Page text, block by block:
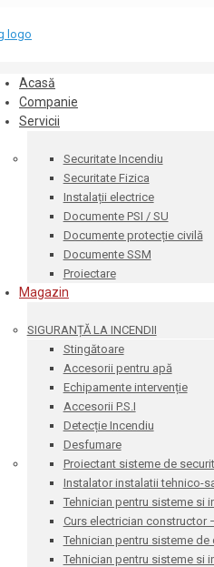
Acasă
Companie
Servicii
Securitate Incendiu
Securitate Fizica
Instalații electrice
Documente PSI / SU
Documente protecție civilă
Documente SSM
Proiectare
Magazin
SIGURANȚĂ LA INCENDII
Stingătoare
Accesorii pentru apă
Echipamente intervenție
Accesorii P.S.I
Detecție Incendiu
Desfumare
Proiectant sisteme de
Instalator instalatii tehnico-
Tehnician pentru sisteme si
Curs electrician constructor
Tehnician pentru sisteme
Tehnician pentru sisteme si